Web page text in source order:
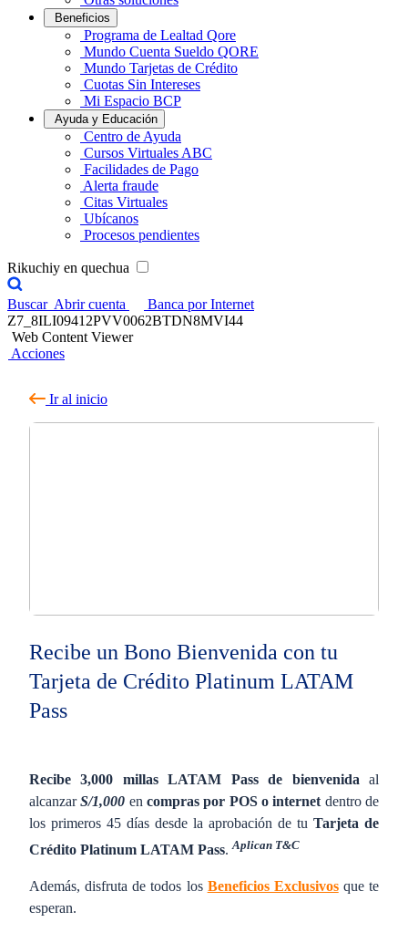
Beneficios
Programa de Lealtad Qore
Mundo Cuenta Sueldo QORE
Mundo Tarjetas de Crédito
Cuotas Sin Intereses
Mi Espacio BCP
Ayuda y Educación
Centro de Ayuda
Cursos Virtuales ABC
Facilidades de Pago
Alerta fraude
Citas Virtuales
Ubícanos
Procesos pendientes
Rikuchiy en quechua
Buscar Abrir cuenta
Banca por Internet
Z7_8ILI09412PVV0062BTDN8MVI44
Web Content Viewer
Acciones
Ir al inicio
​Recibe un Bono Bienvenida con tu
Tarjeta de Crédito Platinum LATAM
Pass
Recibe 3,000 millas LATAM Pass de bienvenida al
alcanzarS/1,000 encompras por POS o internet dentro de
los primeros 45 días desde la aprobación de tu Tarjeta de
Crédito Platinum LATAM Pass.Aplican T&C
Además, disfruta de todos los Beneficios Exclusivosque te
esperan.